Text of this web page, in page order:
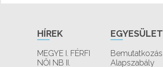
HÍREK
MEGYE I. FÉRFI
NŐI NB II.
EGYESÜLET
Bemutatkozás
Alapszabály